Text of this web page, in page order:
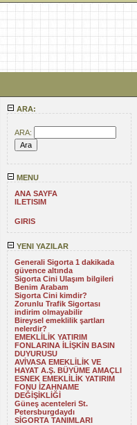
ARA:
ARA:
MENU
ANA SAYFA
ILETISIM
GIRIS
YENI YAZILAR
Generali Sigorta 1 dakikada
güvence altında
Sigorta Cini Ulaşım bilgileri
Benim Arabam
Sigorta Cini kimdir?
Zorunlu Trafik Sigortası
indirim olmayabilir
Bireysel emeklilik şartları
nelerdir?
EMEKLİLİK YATIRIM
FONLARINA İLİŞKİN BASIN
DUYURUSU
AVİVASA EMEKLİLİK VE
HAYAT A.Ş. BÜYÜME AMAÇLI
ESNEK EMEKLİLİK YATIRIM
FONU İZAHNAME
DEĞİŞİKLİĞİ
Güneş acenteleri St.
Petersburgdaydı
SİGORTA TANIMLARI